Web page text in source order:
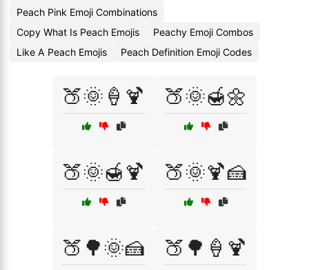
Peach Pink Emoji Combinations
Copy What Is Peach Emojis
Peachy Emoji Combos
Like A Peach Emojis
Peach Definition Emoji Codes
🍑🌞🍦🍹 🍑🌞🍯🌼
🍑🌞🍯🍹 🍑🌞🍹🍰
🍑🌳🌞🍰 🍑🌳🍦🍹